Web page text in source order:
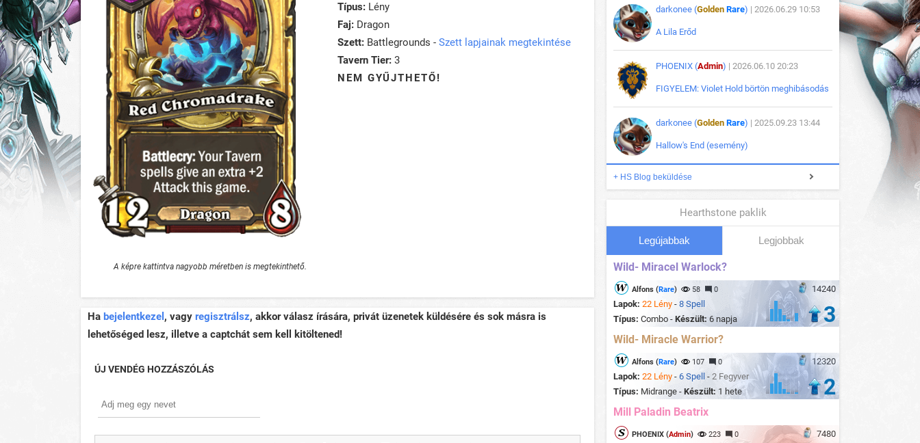
A képre kattintva nagyobb méretben is megtekinthető.
Típus: Lény
Faj: Dragon
Szett: Battlegrounds - Szett lapjainak megtekintése
Tavern Tier: 3
NEM GYŰJTHETŐ!
Ha bejelentkezel , vagy regisztrálsz, akkor válasz írására, privát üzenetek küldésére és sok másra is
lehetőséged lesz, illetve a captchát sem kell kitöltened!
ÚJ VENDÉG HOZZÁSZÓLÁS
darkonee (Golden Rare) | 2026.06.29 10:53
A Lila Erőd
PHOENIX (Admin) | 2026.06.10 20:23
FIGYELEM: Violet Hold börtön meghibásodás
darkonee (Golden Rare) | 2025.09.23 13:44
Hallow's End (esemény)
+ HS Blog beküldése
Hearthstone paklik
Legújabbak Legjobbak
Wild- Miracel Warlock?
14240
Alfons (Rare) 58 0
Lapok: 22 Lény - 8 Spell
Típus: Combo - Készült: 6 napja 3
Wild- Miracle Warrior?
12320
Alfons (Rare) 107 0
Lapok: 22 Lény - 6 Spell - 2 Fegyver
Típus: Midrange - Készült: 1 hete 2
Mill Paladin Beatrix
7480
PHOENIX (Admin) 223 0